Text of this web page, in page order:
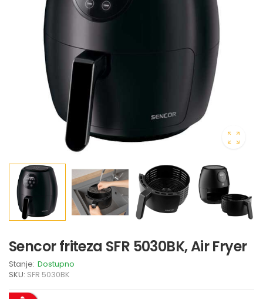
Sencor friteza SFR 5030BK, Air Fryer
Stanje: Dostupno
SKU: SFR 5030BK